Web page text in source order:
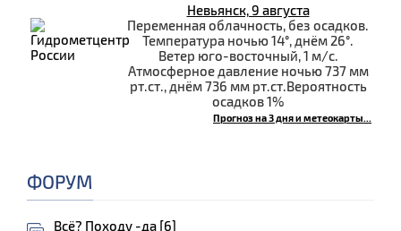
Невьянск, 9 августа
Переменная облачность, без осадков.
Температура ночью 14°, днём 26°.
Ветер юго-восточный, 1 м/с.
Атмосферное давление ночью 737 мм
рт.ст., днём 736 мм рт.ст.Вероятность
осадков 1%
Прогноз на 3 дня и метеокарты...
ФОРУМ
Всё? Походу -да [6]